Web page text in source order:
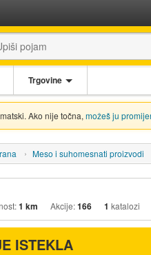
Trgovine
Ako nije točna, možeš ju
Meso i suhomesnati proizvodi
1 km Akcije:166 1 katalozi
ISTEKLA